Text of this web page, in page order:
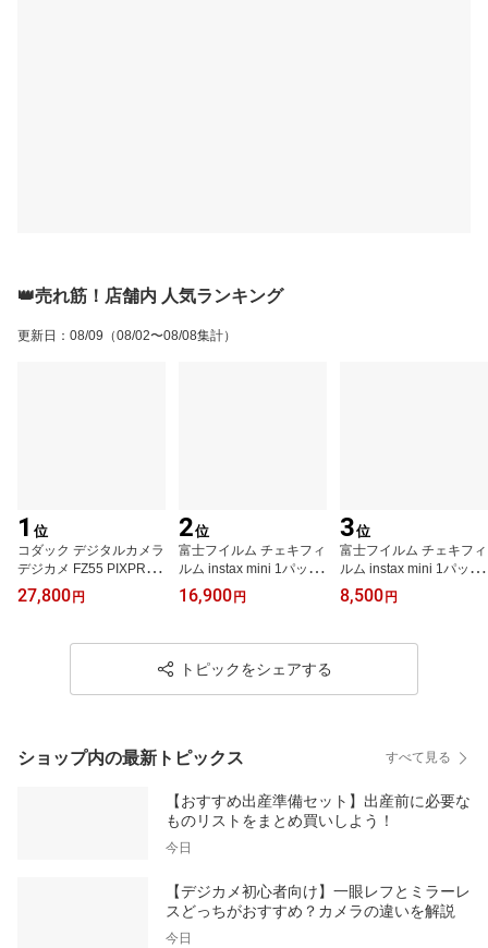
👑売れ筋！店舗内 人気ランキング
更新日 ： 08/09 （08/02〜08/08集計）
1 位
コダック デジタルカメラ
デジカメ FZ55 PIXPRO
コンパクトデジタルカメ
ラ 光学5倍ズーム フルH
量 コンデジ 旅行 修学旅
27,800 円
2位
富士フイルム チェキフィ
ルム instax mini 1パック
品 JP1 (10枚入り) ×10個
セット [100枚入]（ラッ
16,900 円
3位
富士フイルム チェキフィ
ルム instax mini 1パック
品 JP1 (10枚入り) ×5個
セット [50枚入]（ラッピ
8,500 円
トピックをシェアする
ショップ内の最新トピックス すべて見る
【おすすめ出産準備セット】出産前に必要な
ものリストをまとめ買いしよう！
今日
【デジカメ初心者向け】一眼レフとミラーレ
スどっちがおすすめ？カメラの違いを解説
今日